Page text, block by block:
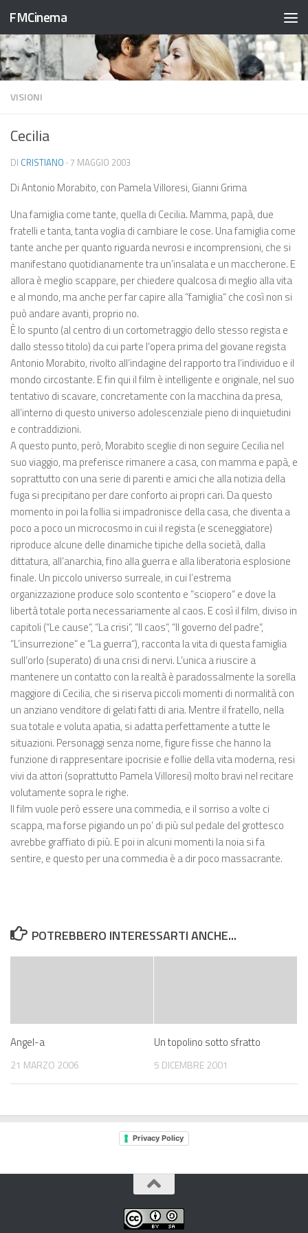
Salta al contenuto
FMCinema
VISIONI
Cecilia
DI CRISTIANO · 7 MAGGIO 2003
Di Antonio Morabito, con Pamela Villoresi, Gianni Grima
Una famiglia come tante, quella di Cecilia. Mamma, papà, due
fratelli e tanta, tanta voglia di cambiare le cose. Una famiglia come
tante anche per quanto riguarda nevrosi e incomprensioni, che si
manifestano quotidianamente tra un’insalata e un maccherone. E
allora è meglio scappare, per chiedere qualcosa di meglio alla vita
e al mondo, ma anche per far capire alla “famiglia“ che così non si
può andare avanti, proprio no.
È lo spunto (al centro di un cortometraggio dello stesso regista e
dallo stesso titolo) da cui parte l’opera prima del giovane regista
Antonio Morabito, rivolto all’indagine del rapporto tra l’individuo e il
mondo circostante. E fin qui il film è intelligente e originale, nel suo
tentativo di scavare, concretamente con la macchina da presa,
all’interno di questo universo adolescenziale pieno di inquietudini
e contraddizioni.
A questo punto, però, Morabito sceglie di non seguire Cecilia nel
suo viaggio, ma preferisce rimanere a casa, con mamma e papà, e
soprattutto con una serie di parenti e amici che alla notizia della
fuga si precipitano per dare conforto ai propri cari. Da questo
momento in poi la follia si impadronisce della casa, che diventa a
poco a poco un microcosmo in cui il regista (e sceneggiatore)
riproduce alcune delle dinamiche tipiche della società, dalla
dittatura, all’anarchia, fino alla guerra e alla liberatoria esplosione
finale. Un piccolo universo surreale, in cui l’estrema
organizzazione produce solo scontento e “sciopero“ e dove la
libertà totale porta necessariamente al caos. E così il film, diviso in
capitoli (“Le cause“, “La crisi“, “Il caos“, “Il governo del padre“,
“L’insurrezione“ e “La guerra“), racconta la vita di questa famiglia
sull’orlo (superato) di una crisi di nervi. L’unica a riuscire a
mantenere un contatto con la realtà è paradossalmente la sorella
maggiore di Cecilia, che si riserva piccoli momenti di normalità con
un anziano venditore di gelati fatti di aria. Mentre il fratello, nella
sua totale e voluta apatia, si adatta perfettamente a tutte le
situazioni. Personaggi senza nome, figure fisse che hanno la
funzione di rappresentare ipocrisie e follie della vita moderna, resi
vivi da attori (soprattutto Pamela Villoresi) molto bravi nel recitare
volutamente sopra le righe.
Il film vuole però essere una commedia, e il sorriso a volte ci
scappa, ma forse pigiando un po’ di più sul pedale del grottesco
avrebbe graffiato di più. E poi in alcuni momenti la noia si fa
sentire, e questo per una commedia è a dir poco massacrante.
POTREBBERO INTERESSARTI ANCHE...
Angel-a
21 MARZO 2006
Un topolino sotto sfratto
5 DICEMBRE 2001
Privacy Policy